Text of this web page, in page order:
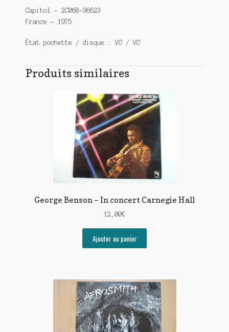
Capitol – 2C068-96623
France – 1975
État pochette / disque : VG / VG
Produits similaires
George Benson – In concert Carnegie Hall
12,00€
Ajouter au panier